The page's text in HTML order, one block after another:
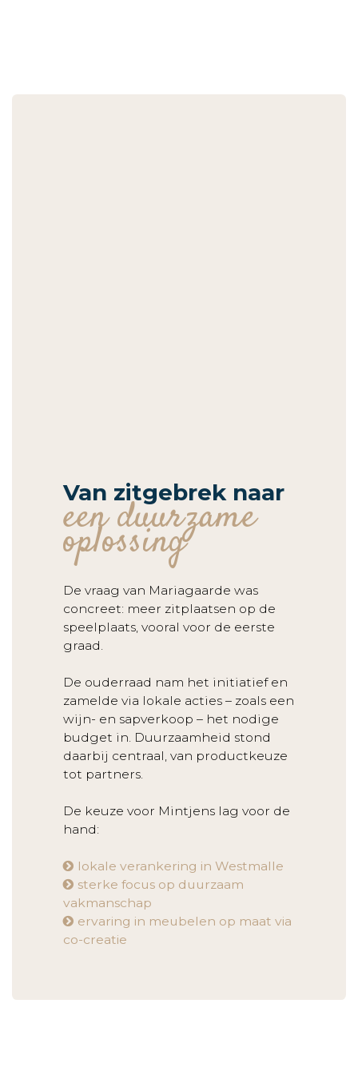
Van zitgebrek naar
een duurzame
oplossing
De vraag van Mariagaarde was
concreet: meer zitplaatsen op de
speelplaats, vooral voor de eerste
graad.
De ouderraad nam het initiatief en
zamelde via lokale acties – zoals een
wijn- en sapverkoop – het nodige
budget in. Duurzaamheid stond
daarbij centraal, van productkeuze
tot partners.
De keuze voor Mintjens lag voor de
hand:
lokale verankering in Westmalle
sterke focus op duurzaam
vakmanschap
ervaring in meubelen op maat via
co-creatie